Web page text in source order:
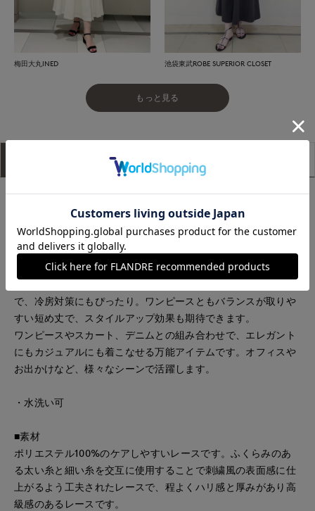
梅田大丸INED 池袋東武ROBE SUPERIOR CLOSET
もっと見る
華やかなレース生地を使用し、洗練された印象を与えるパーカ
ー。立体的なレース柄はほんのりと肌が透けるデザインで、さ
りげなく肌見せができ、涼し気な印象に。パーカーでありなが
らカジュアルになりすぎず、エレガントなディティールでレデ
で、冷房対策にもぴったり。ワンピースともバランスが取りや
すい短め丈で、スタイルアップ効果も期待できます。
ワンピースやスカート、デニムとの組み合わせで、エレガント
にもカジュアルにも着こなせる万能アイテムです。オフィスや
お出かけなど、様々なシーンで活躍します。
・水洗い可
■素材
ポリエステル100%のケアしやすいレースです。ふくらみのあ
る太い糸と細い糸を交互に使用することで刺繍風の表面感に仕
上がるよう工夫されたレースで、程よくハリ感と厚みがあり高
級感のあるレースです。